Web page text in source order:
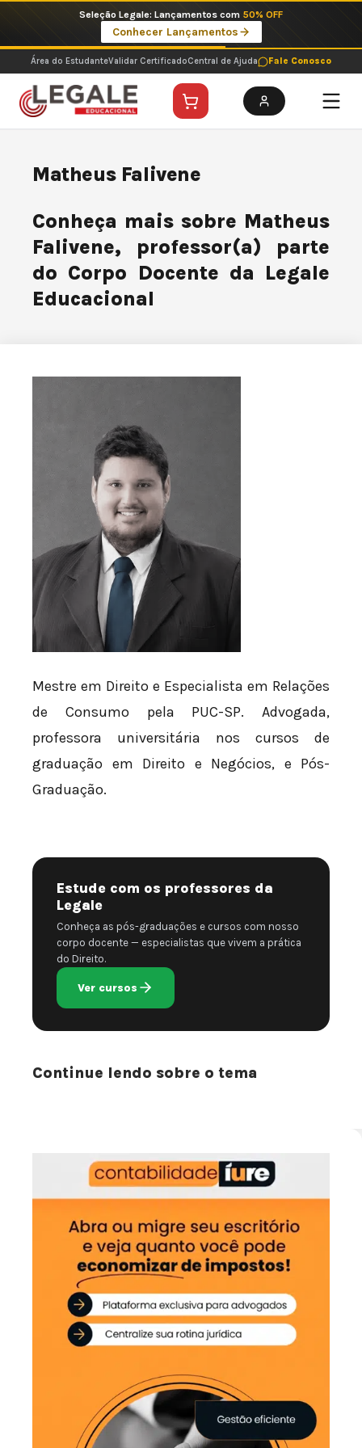
o
conteúdo
Seleção Legale: Lançamentos com 50% OFF
Conhecer Lançamentos
Área do EstudanteValidar CertificadoCentral de Ajuda Fale Conosco
Matheus Falivene
Conheça mais sobre Matheus
Falivene, professor(a) parte
do Corpo Docente da Legale
Educacional
Mestre em Direito e Especialista em Relações
de Consumo pela PUC-SP. Advogada,
professora universitária nos cursos de
graduação em Direito e Negócios, e Pós-
Graduação.
Estude com os professores da
Legale
Conheça as pós-graduações e cursos com nosso
corpo docente — especialistas que vivem a prática
do Direito.
Ver cursos
Continue lendo sobre o tema